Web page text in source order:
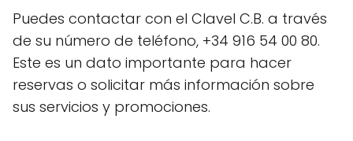
Puedes contactar con el Clavel C.B. a través
de su número de teléfono, +34 916 54 00 80.
Este es un dato importante para hacer
reservas o solicitar más información sobre
sus servicios y promociones.